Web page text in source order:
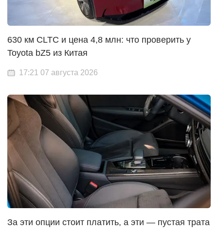
630 км CLTC и цена 4,8 млн: что проверить у
Toyota bZ5 из Китая
17:21 07 августа 2026
За эти опции стоит платить, а эти — пустая трата